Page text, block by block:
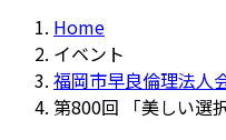
Home
イベント
福岡市早良倫理法人
第800回 「美しい選